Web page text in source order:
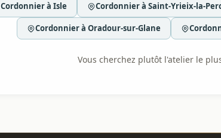
Cordonnier à Isle Cordonnier à Saint-Yrieix-la-
Cordonnier à Oradour-sur-Glane
Vous cherchez plutôt l'atelier le